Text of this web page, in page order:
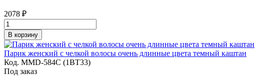
2078 ₽
В корзину
Парик женский с челкой волосы очень длинные цвета темный каштан
Код. MMD-584С (1BT33)
Под заказ